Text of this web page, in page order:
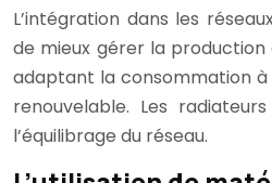
L’intégration dans les
de mieux gérer la
adaptant la consommation à
renouvelable. Les
l’équilibrage du réseau.